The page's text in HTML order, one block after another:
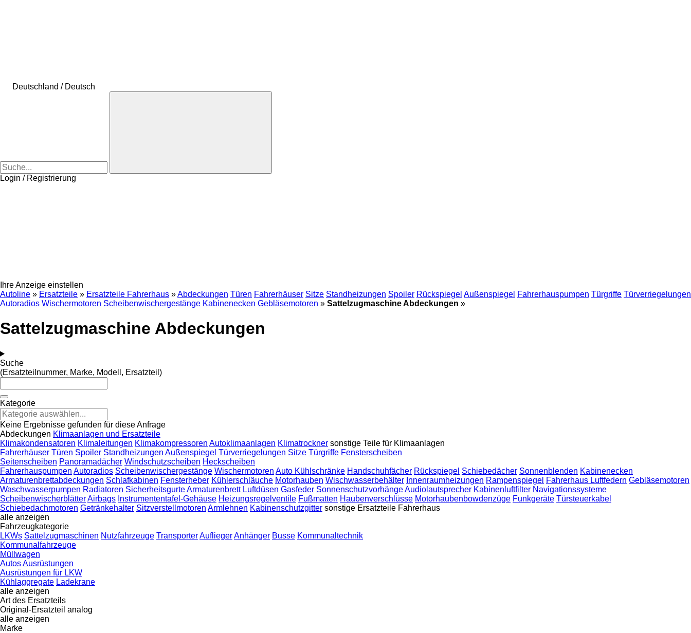
Deutschland / Deutsch
Login / Registrierung
Ihre Anzeige einstellen
Autoline » Ersatzteile » Ersatzteile Fahrerhaus »Abdeckungen Türen Fahrerhäuser Sitze Standheizungen Spoiler Rückspiegel Außenspiegel Fahrerhauspumpen Türgriffe Türverriegelungen
Autoradios Wischermotoren Scheibenwischergestänge Kabinenecken Gebläsemotoren » Sattelzugmaschine Abdeckungen »
Sattelzugmaschine Abdeckungen
Suche
(Ersatzteilnummer, Marke, Modell, Ersatzteil)
Kategorie
Keine Ergebnisse gefunden für diese Anfrage
Abdeckungen Klimaanlagen und Ersatzteile
Klimakondensatoren Klimaleitungen Klimakompressoren Autoklimaanlagen Klimatrockner sonstige Teile für Klimaanlagen
Fahrerhäuser Türen Spoiler Standheizungen Außenspiegel Türverriegelungen Sitze Türgriffe Fensterscheiben
Seitenscheiben Panoramadächer Windschutzscheiben Heckscheiben
Fahrerhauspumpen Autoradios Scheibenwischergestänge Wischermotoren Auto Kühlschränke Handschuhfächer Rückspiegel Schiebedächer Sonnenblenden Kabinenecken
Armaturenbrettabdeckungen Schlafkabinen Fensterheber Kühlerschläuche Motorhauben Wischwasserbehälter Innenraumheizungen Rampenspiegel Fahrerhaus Luftfedern Gebläsemotoren
Waschwasserpumpen Radiatoren SicherheitsgurteArmaturenbrett Luftdüsen Gasfeder SonnenschutzvorhängeAudiolautsprecher Kabinenluftfilter Navigationssysteme
ScheibenwischerblätterAirbags Instrumententafel-Gehäuse Heizungsregelventile Fußmatten Haubenverschlüsse Motorhaubenbowdenzüge Funkgeräte Türsteuerkabel
Schiebedachmotoren Getränkehalter Sitzverstellmotoren Armlehnen Kabinenschutzgitter sonstige Ersatzteile Fahrerhaus
alle anzeigen
Fahrzeugkategorie
LKWs Sattelzugmaschinen Nutzfahrzeuge TransporterAufliegerAnhänger Busse Kommunaltechnik
Kommunalfahrzeuge
Müllwagen
AutosAusrüstungen
Ausrüstungen für LKW
Kühlaggregate Ladekrane
alle anzeigen
Art des Ersatzteils
Original-Ersatzteil analog
alle anzeigen
Marke